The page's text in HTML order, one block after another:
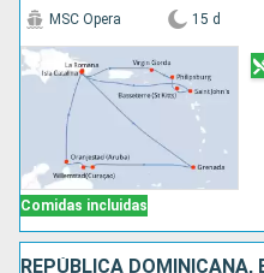
Comidas incluidas
MSC Opera 15 d
REPÚBLICA DOMINICANA,